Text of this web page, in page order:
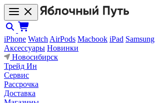
iPhone Watch AirPods Macbook iPad Samsung
Аксессуары Новинки
Новосибирск
Трейд Ин
Сервис
Рассрочка
Доставка